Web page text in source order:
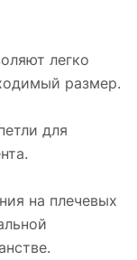
легко
размер.
для
на плечевых